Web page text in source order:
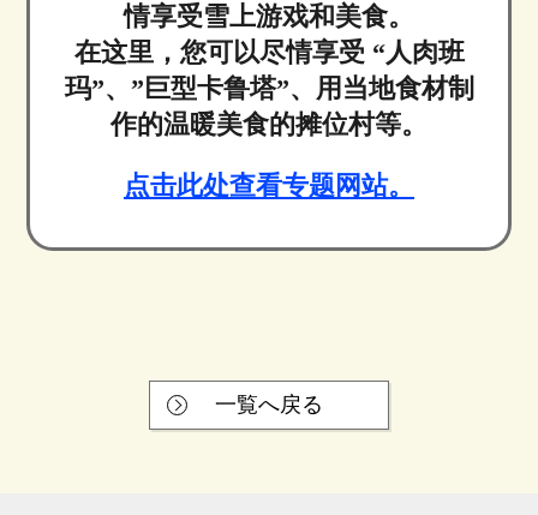
情享受雪上游戏和美食。
在这里，您可以尽情享受 “人肉班
玛”、”巨型卡鲁塔”、用当地食材制
作的温暖美食的摊位村等。
点击此处查看专题网站。
一覧へ戻る